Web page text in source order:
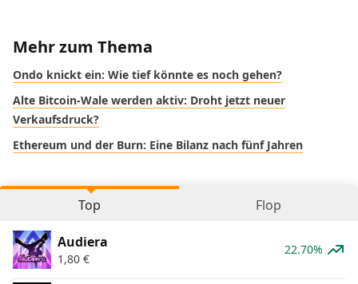
Mehr zum Thema
Ondo knickt ein: Wie tief könnte es noch gehen?
Alte Bitcoin-Wale werden aktiv: Droht jetzt neuer
Verkaufsdruck?
Ethereum und der Burn: Eine Bilanz nach fünf Jahren
Top Flop
Audiera
1,80 €
22.70%